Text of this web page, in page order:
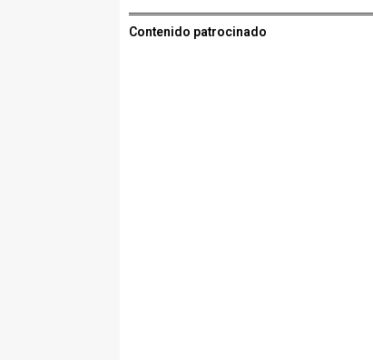
Contenido patrocinado